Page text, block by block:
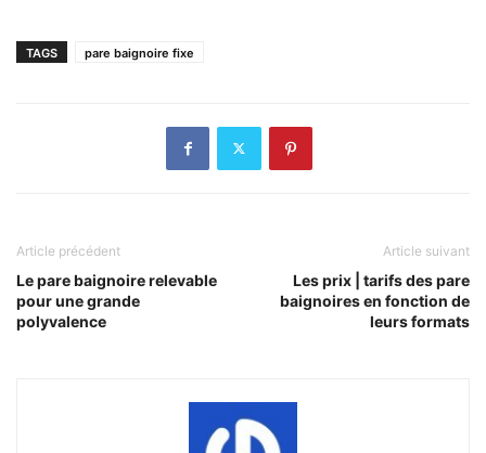
TAGS pare baignoire fixe
Article précédent
Le pare baignoire relevable
pour une grande
polyvalence
Article suivant
Les prix | tarifs des pare
baignoires en fonction de
leurs formats